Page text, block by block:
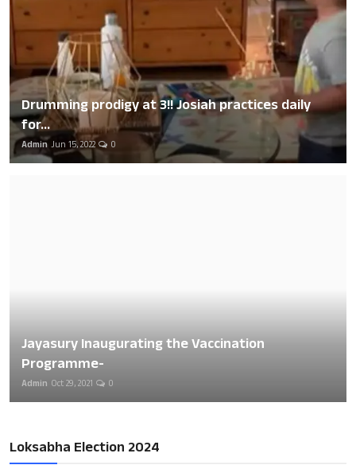
Drumming prodigy at 3!! Josiah practices daily
for...
Admin Jun 15, 2022 0
Jayasury Inaugurating the Vaccination
Programme-
Admin Oct 29, 2021 0
Loksabha Election 2024